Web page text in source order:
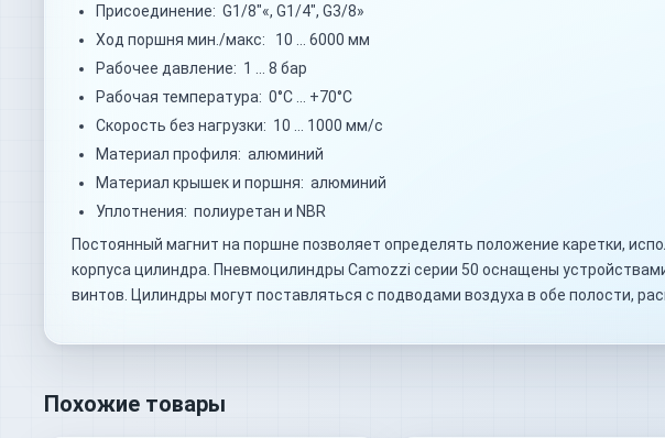
Присоединение: G1/8"«, G1/4", G3/8»
Ход поршня мин./макс: 10 … 6000 мм
Рабочее давление: 1 … 8 бар
Рабочая температура: 0°C … +70°C
Скорость без нагрузки: 10 … 1000 мм/с
Материал профиля: алюминий
Материал крышек и поршня: алюминий
Уплотнения: полиуретан и NBR
Постоянный магнит на поршне позволяет определять положение каретки,
корпуса цилиндра. Пневмоцилиндры Camozzi серии 50 оснащены
винтов. Цилиндры могут поставляться с подводами воздуха в обе полости,
Похожие товары